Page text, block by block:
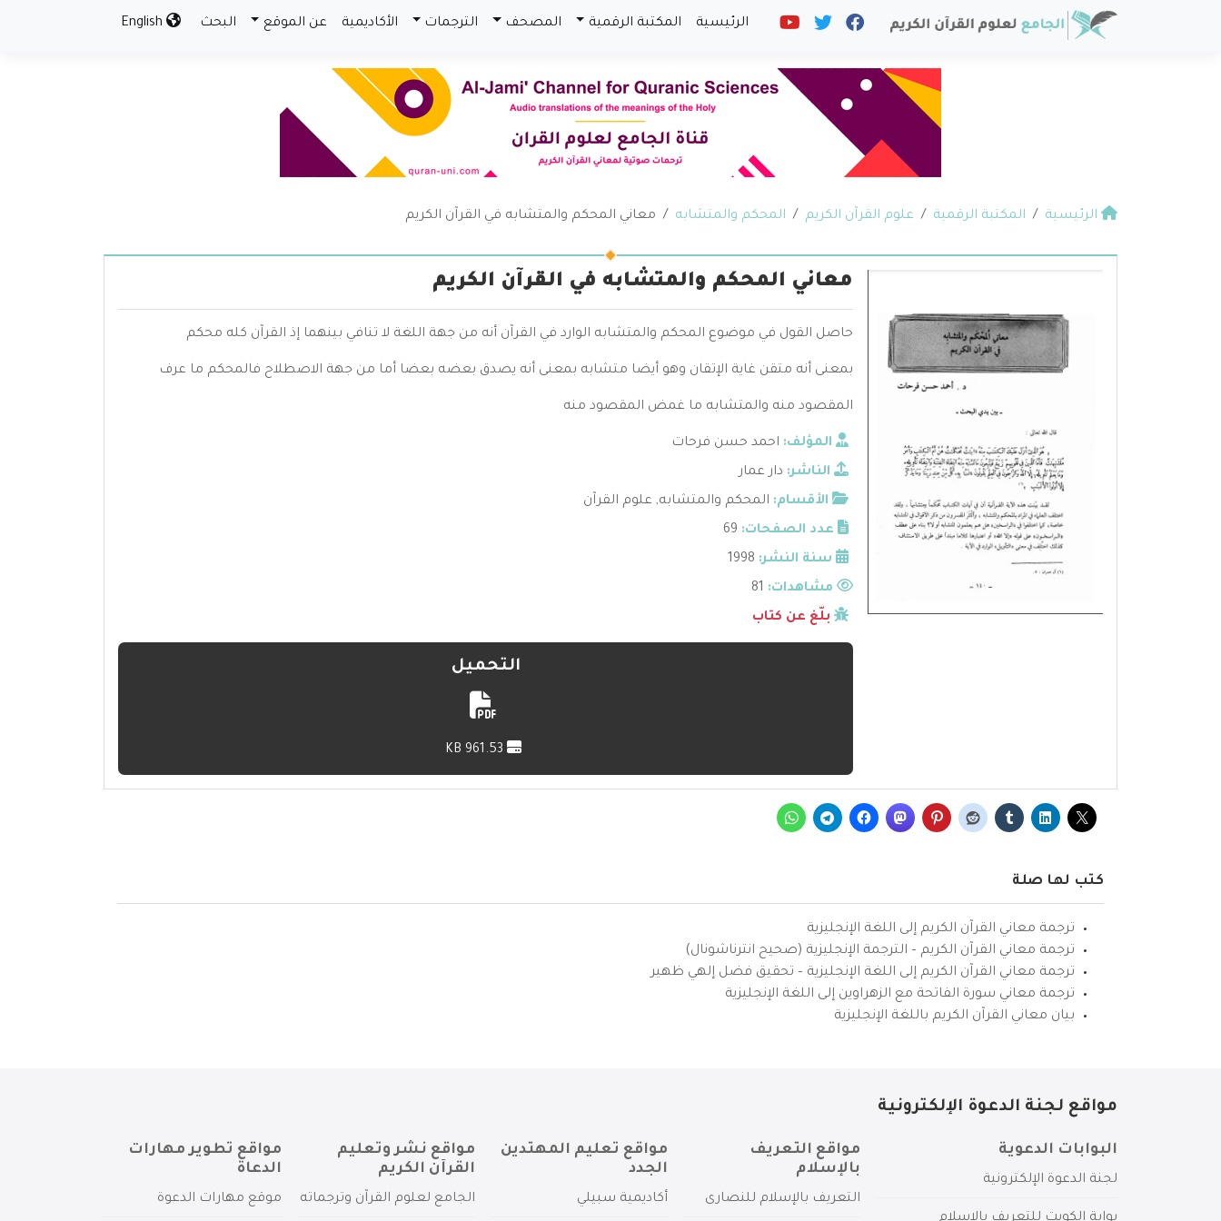
الرئيسية المكتبة الرقمية المصحف الترجمات الأكاديمية عن الموقع البحث
الرئيسية المكتبة الرقمية علوم القرآن الكريم المحكم والمتشابه معاني المحكم والمتشابه في القرآن الكريم
معاني المحكم والمتشابه في القرآن الكريم
حاصل القول في موضوع المحكم والمتشابه الوارد في القرآن أنه من جهة اللغة لا تنافي بينهما إذ القرآن كله محكم
بمعنى أنه متقن غاية الإتقان وهو أيضا متشابه بمعنى أنه يصدق بعضه بعضا أما من جهة الاصطلاح فالمحكم ما عرف
المقصود منه والمتشابه ما غمض المقصود منه
المؤلف: احمد حسن فرحات
الناشر: دار عمار
الأقسام: المحكم والمتشابه, علوم القرآن
عدد الصفحات: 69
سنة النشر: 1998
مشاهدات:
بلّغ عن كتاب
التحميل
كتب لها صلة
ترجمة معاني القرآن الكريم إلى اللغة الإنجليزية
ترجمة معاني القرآن الكريم – الترجمة الإنجليزية (صحيح انترناشونال)
ترجمة معاني القرآن الكريم إلى اللغة الإنجليزية – تحقيق فضل إلهي ظهير
ترجمة معاني سورة الفاتحة مع الزهراوين إلى اللغة الإنجليزية
بيان معاني القرآن الكريم باللغة الإنجليزية
مواقع لجنة الدعوة الإلكترونية
البوابات الدعوية
لجنة الدعوة الإلكترونية
مواقع التعريف
بالإسلام
التعريف بالإسلام للنصارى
مواقع تعليم المهتدين
الجدد
أكاديمية سبيلي
مواقع نشر وتعليم
القرآن الكريم
الجامع لعلوم القرآن وترجماته
مواقع تطوير مهارات
الدعاة
موقع مهارات الدعوة